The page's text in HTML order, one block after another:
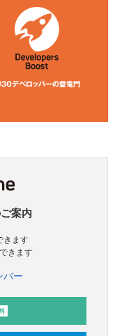
案内
きます
きます
バー